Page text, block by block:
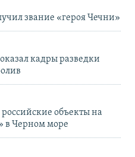
звание «героя Чечни»
кадры разведки
объекты на
в Черном море